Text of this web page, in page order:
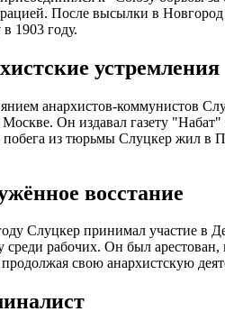
После высылки в Новгород
1903 году.
устремления
анархистов-коммунистов
Он издавал газету
побега из тюрьмы Слуцкер жил в
восстание
Слуцкер принимал участие в
среди рабочих. Он был арестован,
свою анархистскую